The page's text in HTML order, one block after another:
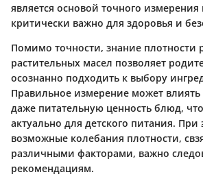
является основой точного измерения
критически важно для здоровья и
Помимо точности, знание плотности
растительных масел позволяет
осознанно подходить к выбору
Правильное измерение может влиять
даже питательную ценность блюд,
актуально для детского питания. При
возможные колебания плотности,
различными факторами, важно
рекомендациям.